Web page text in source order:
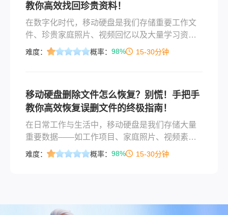
括保存文件、安装软件等）可能覆盖被删文件区
域，导致永久丢失！🔍 方法一：使用数据
教你高效找回珍贵资料！
在数字化时代，移动硬盘是我们存储重要工作文
件、珍贵家庭照片、视频回忆以及大量学习资料
的“数字仓库”。然而，“手滑”瞬间总是令人猝不及
敌。请切记：冷静下来，立刻停止任何写入操
作！ 你的数据很大概率还静静地躺在硬盘里，等
待被正确的方法召回。
难度： 概率： 98% 15-30分钟
移动硬盘删除文件怎么恢复？别慌！手把手
教你高效恢复误删文件的终极指南！
在日常工作与生活中，移动硬盘是我们存储大量
重要数据——如工作项目、家庭照片、视频素
材、学术资料——的忠实伙伴。然而，“手滑”瞬间
未真正“消失”，它们只是被系统标记为“可覆盖空
难度： 概率： 98% 15-30分钟